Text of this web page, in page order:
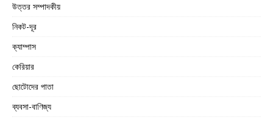
উত্তর সম্পাদকীয়
নিকট-দূর
ক্যাম্পাস
কেরিয়ার
ছোটোদের পাতা
ব্যবসা-বাণিজ্য